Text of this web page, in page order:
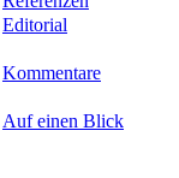
Editorial
Kommentare
Auf einen Blick